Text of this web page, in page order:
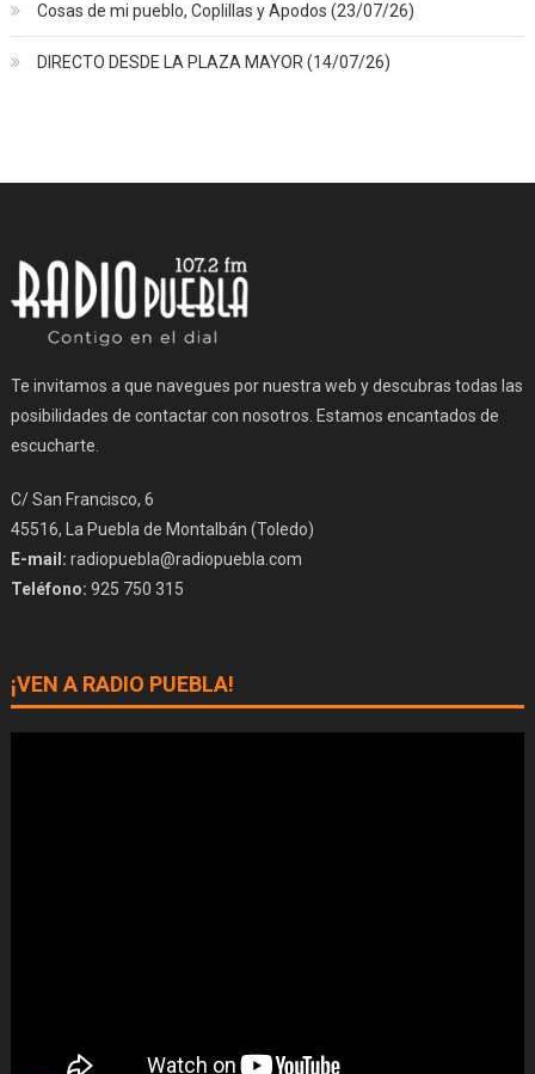
Cosas de mi pueblo, Coplillas y Apodos (23/07/26)
DIRECTO DESDE LA PLAZA MAYOR (14/07/26)
Te invitamos a que navegues por nuestra web y descubras todas las
posibilidades de contactar con nosotros. Estamos encantados de
escucharte.
C/ San Francisco, 6
45516, La Puebla de Montalbán (Toledo)
E-mail: radiopuebla@radiopuebla.com
Teléfono: 925 750 315
¡VEN A RADIO PUEBLA!